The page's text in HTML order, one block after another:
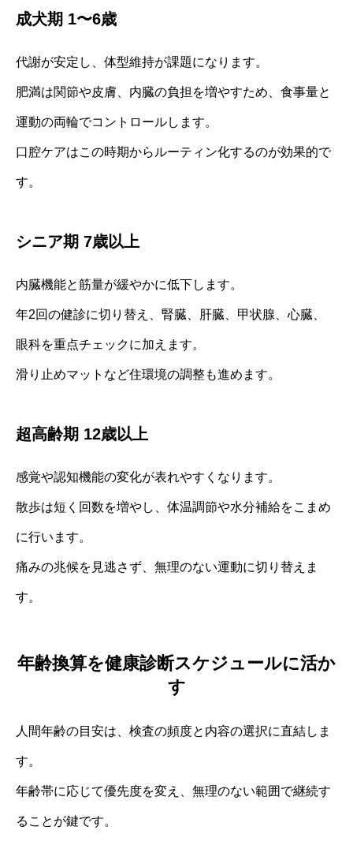
成犬期 1〜6歳
代謝が安定し、体型維持が課題になります。
肥満は関節や皮膚、内臓の負担を増やすため、食事量と
運動の両輪でコントロールします。
口腔ケアはこの時期からルーティン化するのが効果的で
す。
シニア期 7歳以上
内臓機能と筋量が緩やかに低下します。
年2回の健診に切り替え、腎臓、肝臓、甲状腺、心臓、
眼科を重点チェックに加えます。
滑り止めマットなど住環境の調整も進めます。
超高齢期 12歳以上
感覚や認知機能の変化が表れやすくなります。
散歩は短く回数を増やし、体温調節や水分補給をこまめ
に行います。
痛みの兆候を見逃さず、無理のない運動に切り替えま
す。
年齢換算を健康診断スケジュールに活か
す
人間年齢の目安は、検査の頻度と内容の選択に直結しま
す。
年齢帯に応じて優先度を変え、無理のない範囲で継続す
ることが鍵です。